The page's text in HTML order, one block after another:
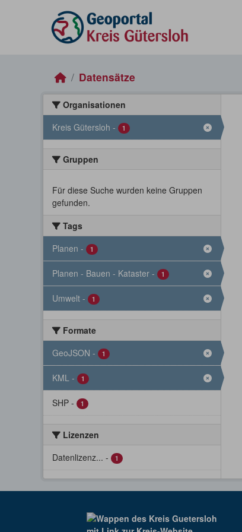
Datensätze
Organisationen
Kreis Gütersloh - 1
Gruppen
Für diese Suche wurden keine Gruppen
gefunden.
Tags
Planen - 1
Planen - Bauen - Kataster - 1
Umwelt - 1
Formate
GeoJSON - 1
KML - 1
SHP - 1
Lizenzen
Datenlizenz... - 1